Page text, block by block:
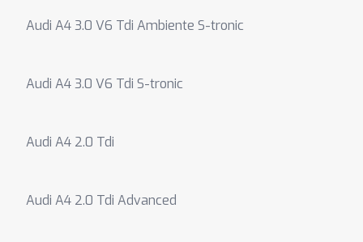
Audi A4 3.0 V6 Tdi Ambiente S-tronic
Audi A4 3.0 V6 Tdi S-tronic
Audi A4 2.0 Tdi
Audi A4 2.0 Tdi Advanced